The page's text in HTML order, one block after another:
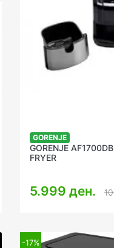
GORENJE
GORENJE
FRYER
5.999 ден.
-17%